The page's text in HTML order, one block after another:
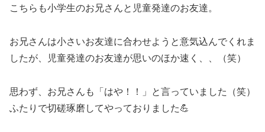
こちらも小学生のお兄さんと児童発達のお友達。
お兄さんは小さいお友達に合わせようと意気込んでくれま
したが、児童発達のお友達が思いのほか速く、、（笑）
思わず、お兄さんも「はや！！」と言っていました（笑）
ふたりで切磋琢磨してやっておりました💪